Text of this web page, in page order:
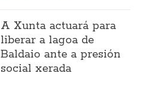
A Xunta actuará para
liberar a lagoa de
Baldaio ante a presión
social xerada